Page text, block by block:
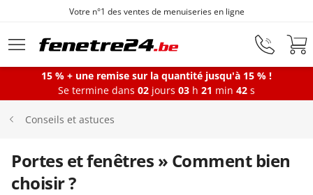
Aller au contenu principal
Fenêtres sur mesure depuis 1872
Fenêtres
Portes-fenêtres
15 % + une remise sur la quantité jusqu'à 15 % !
Se termine dans 02 jours 03 h 21 min 41 s
Conseils et astuces
Portes et fenêtres » Comment bien
choisir ?